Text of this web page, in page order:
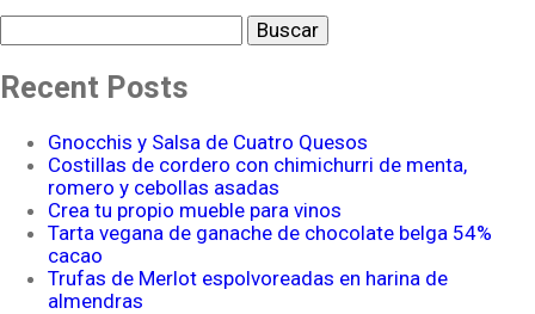
Recent Posts
Gnocchis y Salsa de Cuatro Quesos
Costillas de cordero con chimichurri de menta,
romero y cebollas asadas
Crea tu propio mueble para vinos
Tarta vegana de ganache de chocolate belga 54%
cacao
Trufas de Merlot espolvoreadas en harina de
almendras